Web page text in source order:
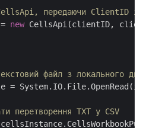
передаючи ClientID
new CellsApi(clientID,
файл з локального
=
перетворення TXT у CSV